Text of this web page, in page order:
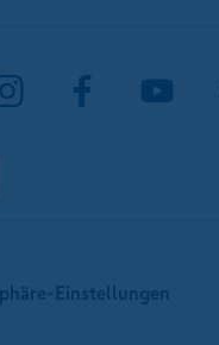
Einstellungen